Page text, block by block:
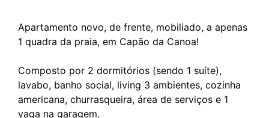
Apartamento novo, de frente, mobiliado, a apenas
1 quadra da praia, em Capão da Canoa!
Composto por 2 dormitórios (sendo 1 suíte),
lavabo, banho social, living 3 ambientes, cozinha
americana, churrasqueira, área de serviços e 1
vaga na garagem.